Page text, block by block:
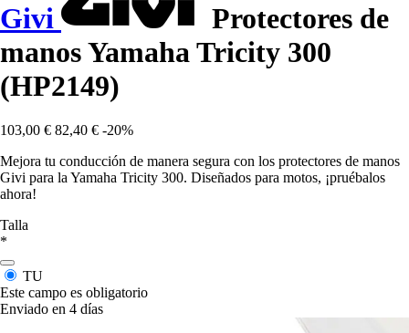
Givi
Protectores de
manos Yamaha Tricity 300
(HP2149)
103,00 € 82,40 € -20%
Mejora tu conducción de manera segura con los protectores de manos
Givi para la Yamaha Tricity 300. Diseñados para motos, ¡pruébalos
ahora!
Talla
*
TU
Este campo es obligatorio
Enviado en 4 días